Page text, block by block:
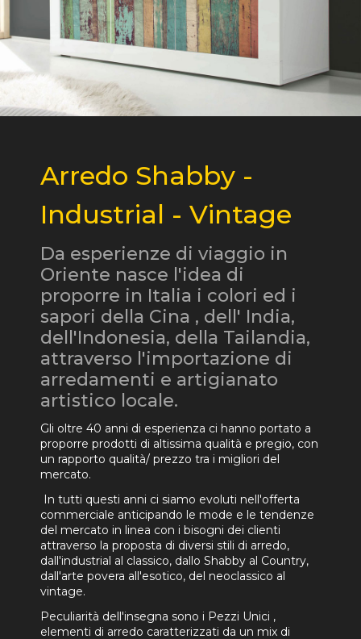
Arredo Shabby -
Industrial - Vintage
Da esperienze di viaggio in
Oriente nasce l'idea di
proporre in Italia i colori ed i
sapori della Cina , dell' India,
dell'Indonesia, della Tailandia,
attraverso l'importazione di
arredamenti e artigianato
artistico locale.
Gli oltre 40 anni di esperienza ci hanno portato a
proporre prodotti di altissima qualità e pregio, con
un rapporto qualità/ prezzo tra i migliori del
mercato.
In tutti questi anni ci siamo evoluti nell'offerta
commerciale anticipando le mode e le tendenze
del mercato in linea con i bisogni dei clienti
attraverso la proposta di diversi stili di arredo,
dall'industrial al classico, dallo Shabby al Country,
dall'arte povera all'esotico, del neoclassico al
vintage.
Peculiarità dell'insegna sono i Pezzi Unici ,
elementi di arredo caratterizzati da un mix di